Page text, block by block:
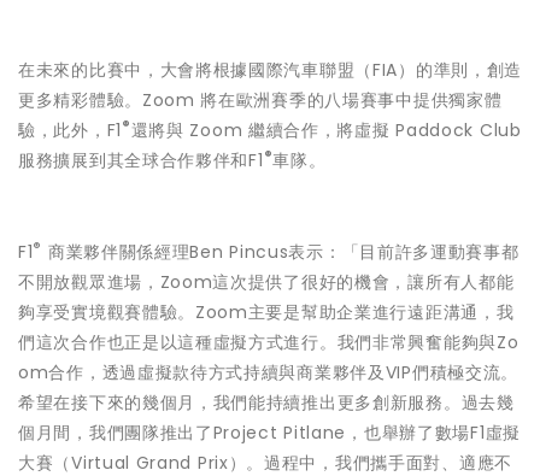
在未來的比賽中，大會將根據國際汽車聯盟（FIA）的準則，創造
更多精彩體驗。Zoom 將在歐洲賽季的八場賽事中提供獨家體
驗，此外，F1 ®還將與 Zoom 繼續合作，將虛擬 Paddock Club
服務擴展到其全球合作夥伴和F1 ®車隊。
F1® 商業夥伴關係經理Ben Pincus表示：「目前許多運動賽事都
不開放觀眾進場，Zoom這次提供了很好的機會，讓所有人都能
夠享受實境觀賽體驗。Zoom主要是幫助企業進行遠距溝通，我
們這次合作也正是以這種虛擬方式進行。我們非常興奮能夠與Zo
om合作，透過虛擬款待方式持續與商業夥伴及VIP們積極交流。
希望在接下來的幾個月，我們能持續推出更多創新服務。過去幾
個月間，我們團隊推出了Project Pitlane，也舉辦了數場F1虛擬
大賽（Virtual Grand Prix）。過程中，我們攜手面對、適應不